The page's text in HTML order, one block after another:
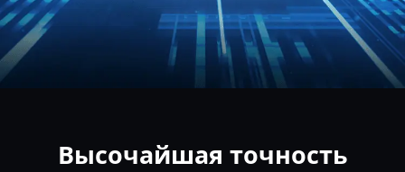
Высочайшая точность